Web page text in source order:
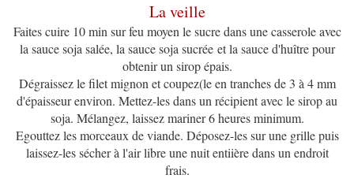
La veille
Faites cuire 10 min sur feu moyen le sucre dans une casserole avec
la sauce soja salée, la sauce soja sucrée et la sauce d'huître pour
obtenir un sirop épais.
Dégraissez le filet mignon et coupez(le en tranches de 3 à 4 mm
d'épaisseur environ. Mettez-les dans un récipient avec le sirop au
soja. Mélangez, laissez mariner 6 heures minimum.
Egouttez les morceaux de viande. Déposez-les sur une grille puis
laissez-les sécher à l'air libre une nuit entiière dans un endroit
frais.